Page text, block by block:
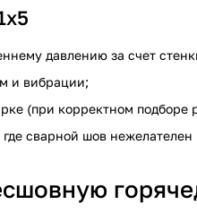
давлению за счет
и вибрации;
(при корректном подборе
сварной шов